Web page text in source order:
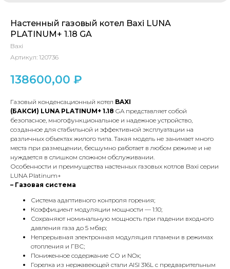
Настенный газовый котел Baxi LUNA
PLATINUM+ 1.18 GA
Baxi
Артикул: 120736
138600,00 ₽
Газовый конденсационный котел BAXI
(БАКСИ) LUNA PLATINUM+ 1.18 GA представляет собой
безопасное, многофункциональное и надежное устройство,
созданное для стабильной и эффективной эксплуатации на
различных объектах жилого типа. Такая модель не занимает много
места при размещении, бесшумно работает в любом режиме и не
нуждается в слишком сложном обслуживании.
Особенности и преимущества настенных газовых котлов Baxi серии
LUNA Platinum+
– Газовая система
Система адаптивного контроля горения;
Коэффициент модуляции мощности — 1:10;
Сохраняют номинальную мощность при падении входного
давления газа до 5 мбар;
Непрерывная электронная модуляция пламени в режимах
отопления и ГВС;
Пониженное содержание СО и NOx;
Горелка из нержавеющей стали AISI 316L с предварительным